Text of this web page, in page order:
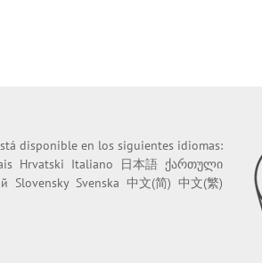
disponible en los siguientes idiomas:
Hrvatski Italiano 日本語 ქართული
Slovensky Svenska 中文(简) 中文(繁)